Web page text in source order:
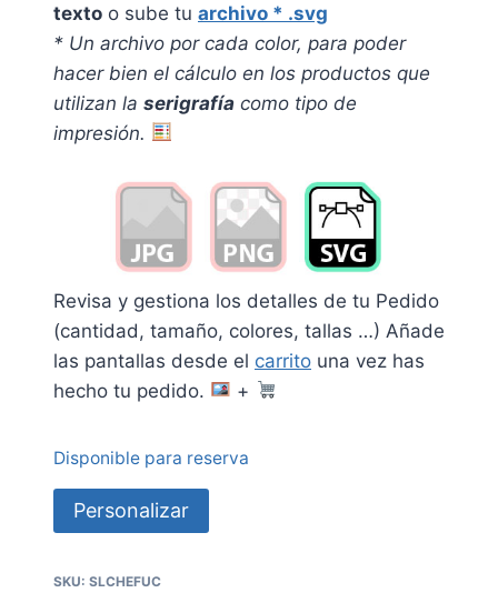
texto o sube tu archivo * .svg
* Un archivo por cada color, para poder
hacer bien el cálculo en los productos que
utilizan la serigrafía como tipo de
impresión.
Revisa y gestiona los detalles de tu Pedido
(cantidad, tamaño, colores, tallas …) Añade
las pantallas desde el carrito una vez has
hecho tu pedido.
+
Disponible para reserva
Personalizar
SKU: SLCHEFUC